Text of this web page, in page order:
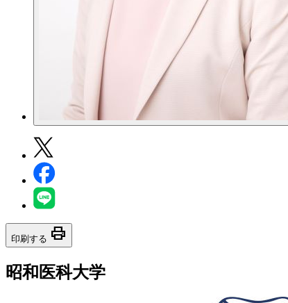
印刷する print
昭和医科大学